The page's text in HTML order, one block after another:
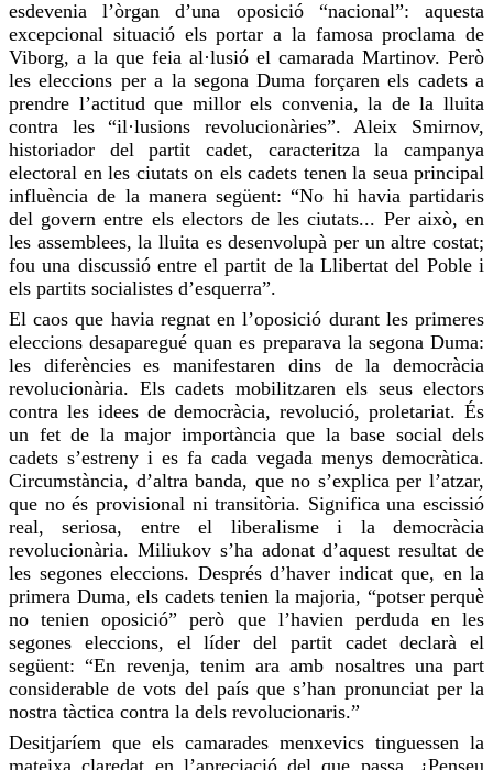
esdevenia l’òrgan d’una oposició “nacional”: aquesta
excepcional situació els portar a la famosa proclama de
Viborg, a la que feia al·lusió el camarada Martinov. Però
les eleccions per a la segona Duma forçaren els cadetsa
prendre l’actitud que millor els convenia, la de la lluita
contra les “il·lusions revolucionàries”. Aleix Smirnov,
historiador del partit cadet, caracteritza la campanya
electoral en les ciutats on els cadets tenen la seua principal
influència de la manera següent: “No hi havia partidaris
del govern entre els electors de les ciutats... Per això, en
les assemblees, la lluita es desenvolupà per un altre costat;
fou una discussió entre el partit de la Llibertat del Poble i
els partits socialistes d’esquerra”.
El caos que havia regnat en l’oposició durant les primeres
eleccions desaparegué quan es preparava la segona Duma:
les diferències es manifestaren dins de la democràcia
revolucionària. Els cadets mobilitzaren els seus electors
contra les idees de democràcia, revolució, proletariat. És
un fet de la major importància que la base social dels
cadets s’estreny i es fa cada vegada menys democràtica.
Circumstància, d’altra banda, que no s’explica per l’atzar,
que no és provisional ni transitòria. Significa una escissió
real, seriosa, entre el liberalisme i la democràcia
revolucionària. Miliukovs’ha adonat d’aquest resultat de
les segones eleccions. Després d’haver indicat que, en la
primera Duma, els cadetstenien la majoria, “potser perquè
no tenien oposició” però que l’havien perduda en les
segones eleccions, el líder del partit cadet declarà el
següent: “En revenja, tenim ara amb nosaltres una part
considerable de vots del país que s’han pronunciat per la
nostra tàctica contra la dels revolucionaris.”
Desitjaríem que els camarades menxevics tinguessen la
mateixa claredat en l’apreciació del que passa. ¿Penseu